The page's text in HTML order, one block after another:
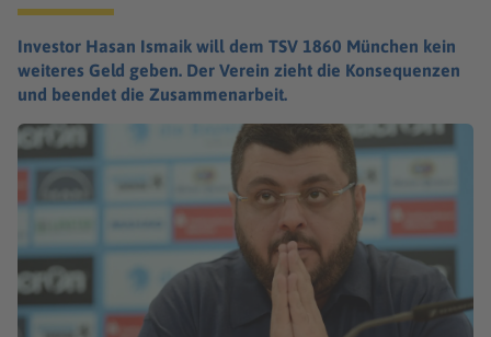
Investor Hasan Ismaik will dem TSV 1860 München kein
weiteres Geld geben. Der Verein zieht die Konsequenzen
und beendet die Zusammenarbeit.